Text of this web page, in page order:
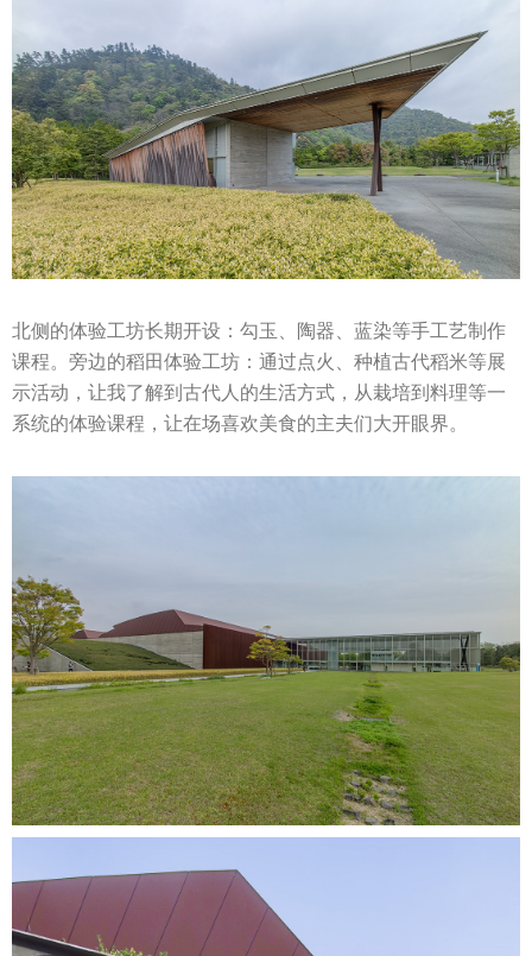
北侧的体验工坊长期开设：勾玉、陶器、蓝染等手工艺制作
课程。旁边的稻田体验工坊：通过点火、种植古代稻米等展
示活动，让我了解到古代人的生活方式，从栽培到料理等一
系统的体验课程，让在场喜欢美食的主夫们大开眼界。